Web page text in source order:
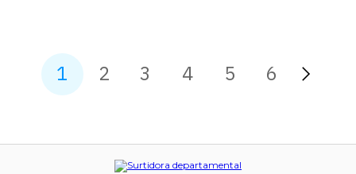
1 2 3 4 5 6